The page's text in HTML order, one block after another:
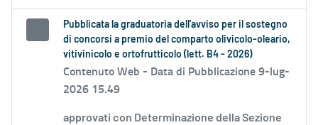
Pubblicata la graduatoria dell'avviso per il sostegno
di concorsi a premio del comparto olivicolo-oleario,
vitivinicolo e ortofrutticolo (lett. B4 - 2026)
Contenuto Web - Data di Pubblicazione 9-lug-
2026 15.49
approvati con Determinazione della Sezione